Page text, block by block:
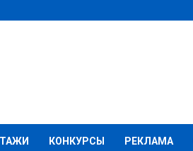
КОНКУРСЫ РЕКЛАМА